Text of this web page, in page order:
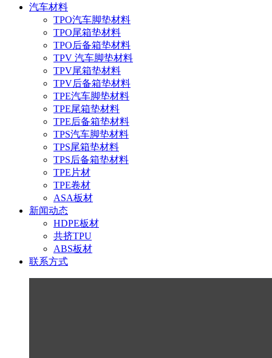
汽车材料
TPO汽车脚垫材料
TPO尾箱垫材料
TPO后备箱垫材料
TPV 汽车脚垫材料
TPV尾箱垫材料
TPV后备箱垫材料
TPE汽车脚垫材料
TPE尾箱垫材料
TPE后备箱垫材料
TPS汽车脚垫材料
TPS尾箱垫材料
TPS后备箱垫材料
TPE片材
TPE卷材
ASA板材
新闻动态
HDPE板材
共挤TPU
ABS板材
联系方式